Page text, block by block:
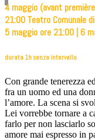
4 ​maggio ​(avant
21:00 ​Teatro ​Comunale
5 ​maggio ​ore ​21:00 ​| 6
durata 1h senza intervallo
Con grande tenerezza
fra un uomo ed una
l’amore. La scena si
Lei vorrebbe tornare a
farlo per non lasciarlo
amore mai espresso in